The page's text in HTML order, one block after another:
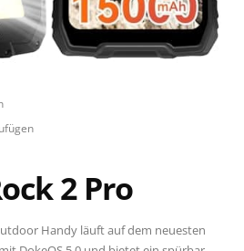
2 Pro
Handy läuft auf dem neuesten